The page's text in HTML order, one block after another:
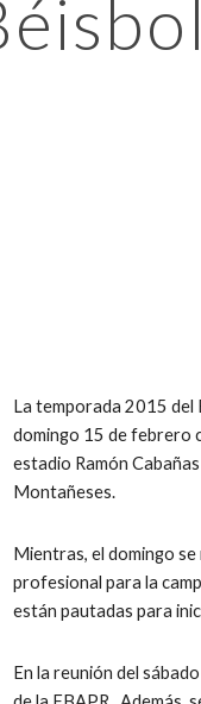
La temporada 2015 del
domingo 15 de febrero
estadio Ramón
Montañeses.
Mientras, el domingo
profesional para la
están pautadas para
En la reunión del